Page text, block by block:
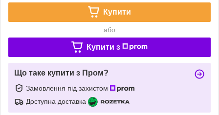
Купити
або
Купити з
Що таке купити з Пром?
Замовлення під захистом
Доступна доставка